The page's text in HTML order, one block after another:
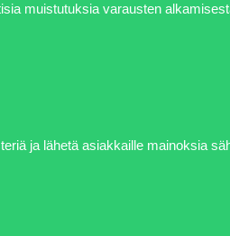
muistutuksia varausten
ja lähetä asiakkaille mainoksia